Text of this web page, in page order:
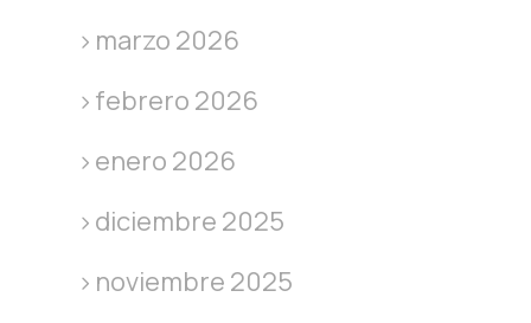
marzo 2026
febrero 2026
enero 2026
diciembre 2025
noviembre 2025